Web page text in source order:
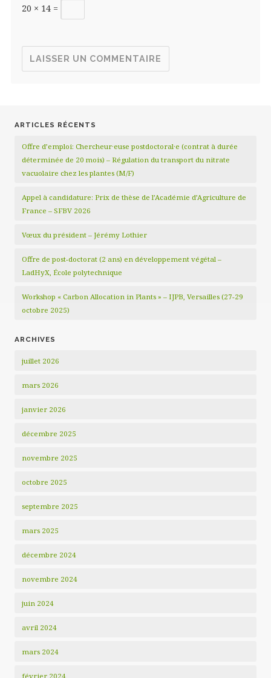
20 × 14 =
ARTICLES RÉCENTS
Offre d’emploi: Chercheur·euse postdoctoral·e (contrat à durée
déterminée de 20 mois) – Régulation du transport du nitrate
vacuolaire chez les plantes (M/F)
Appel à candidature: Prix de thèse de l’Académie d’Agriculture de
France – SFBV 2026
Vœux du président – Jérémy Lothier
Offre de post-doctorat (2 ans) en développement végétal –
LadHyX, École polytechnique
Workshop « Carbon Allocation in Plants » – IJPB, Versailles (27-29
octobre 2025)
ARCHIVES
juillet 2026
mars 2026
janvier 2026
décembre 2025
novembre 2025
octobre 2025
septembre 2025
mars 2025
décembre 2024
novembre 2024
juin 2024
avril 2024
mars 2024
février 2024